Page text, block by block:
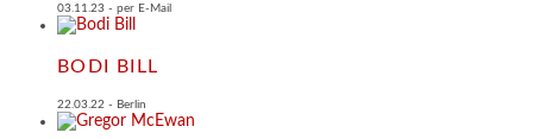
03.11.23 - per E-Mail
BODI BILL
22.03.22 - Berlin